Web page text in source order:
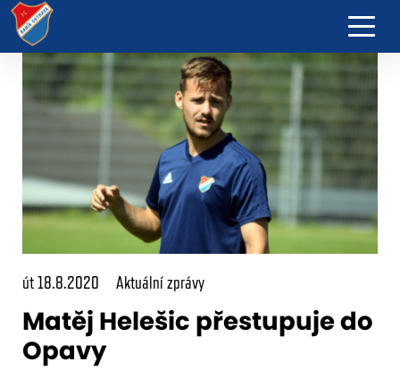
út 18.8.2020 Aktuální zprávy
Matěj Helešic přestupuje do
Opavy